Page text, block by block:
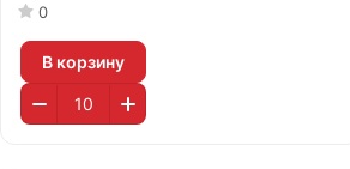
0
В корзину